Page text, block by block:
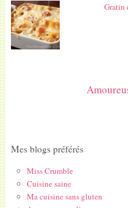
Gratin
Mes blogs préférés
Miss Crumble
Cuisine saine
Ma cuisine sans gluten